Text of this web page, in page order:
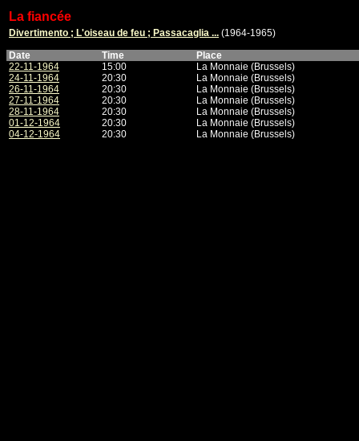
La fiancée
Divertimento ; L'oiseau de feu ; Passacaglia ... (1964-1965)
Date
Time
Place
22-11-1964
15:00
La Monnaie (Brussels)
24-11-1964
20:30
La Monnaie (Brussels)
26-11-1964
20:30
La Monnaie (Brussels)
27-11-1964
20:30
La Monnaie (Brussels)
28-11-1964
20:30
La Monnaie (Brussels)
01-12-1964
20:30
La Monnaie (Brussels)
04-12-1964
20:30 La Monnaie (Brussels)